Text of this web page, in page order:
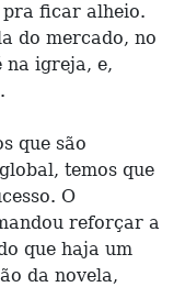
pra ficar alheio.
do mercado, no
na igreja, e,
que são
temos que
O
reforçar a
que haja um
da novela,